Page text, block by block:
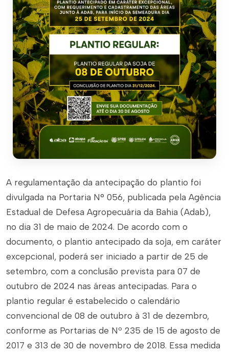
A regulamentação da antecipação do plantio foi
divulgada na Portaria N° 056, publicada pela Agência
Estadual de Defesa Agropecuária da Bahia (Adab),
no dia 31 de maio de 2024. De acordo com o
documento, o plantio antecipado da soja, em caráter
excepcional, poderá ser iniciado a partir de 25 de
setembro, com a conclusão prevista para 07 de
outubro de 2024 nas áreas antecipadas. Para o
plantio regular é estabelecido o calendário
convencional de 08 de outubro à 31 de dezembro,
conforme as Portarias de Nº 235 de 15 de agosto de
2017 e 313 de 30 de novembro de 2018. Essa medida